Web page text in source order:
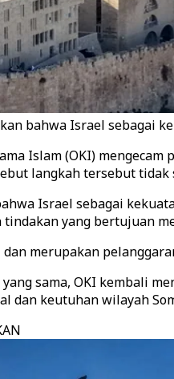
bahwa Israel sebagai
Islam (OKI)
langkah tersebut
Israel sebagai
yang bertujuan
merupakan
sama, OKI kembali
dan keutuhan wilayah